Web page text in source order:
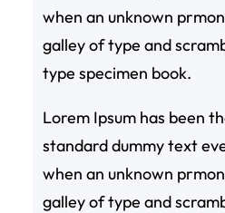
when an unknown
galley of type and
type specimen book.
Lorem Ipsum has been
standard dummy text
when an unknown
galley of type and